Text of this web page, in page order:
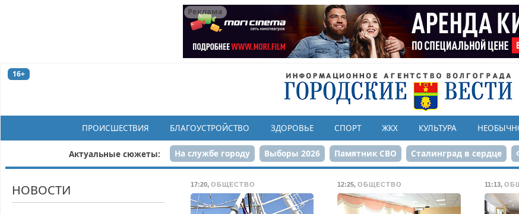
Реклама
16+
ПРОИСШЕСТВИЯ БЛАГОУСТРОЙСТВО ЗДОРОВЬЕ СПОРТ ЖКХ КУЛЬТУРА
Актуальные сюжеты: На службе городу Выборы 2026 Памятник СВО Сталинград в сердце
Реконструкция ЦПКиО 80-летие Победы Парк Героев-
17:20,ОБЩЕСТВО 12:25,ОБЩЕСТВО 11:13,
НОВОСТИ